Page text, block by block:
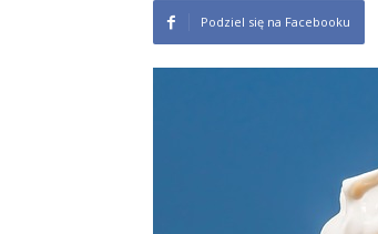
Podziel się na Facebooku